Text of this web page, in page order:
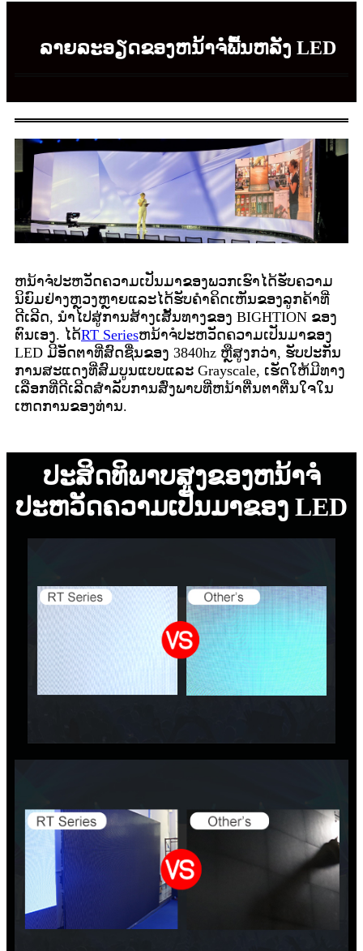
ລາຍລະອຽດຂອງຫນ້າຈໍພື້ນຫລັງ LED
ຫນ້າຈໍປະຫວັດຄວາມເປັນມາຂອງພວກເຮົາໄດ້ຮັບຄວາມ
ນິຍົມຢ່າງຫຼວງຫຼາຍແລະໄດ້ຮັບຄໍາຄິດເຫັນຂອງລູກຄ້າທີ່
ດີເລີດ, ນໍາໄປສູ່ການສ້າງເສັ້ນທາງຂອງ BIGHTION ຂອງ
ຕົນເອງ. ໄດ້RT Seriesຫນ້າຈໍປະຫວັດຄວາມເປັນມາຂອງ
LED ມີອັດຕາທີ່ສົດຊື່ນຂອງ 3840hz ຫຼືສູງກວ່າ, ຮັບປະກັນ
ການສະແດງທີ່ສົມບູນແບບແລະ Grayscale, ເຮັດໃຫ້ມີທາງ
ເລືອກທີ່ດີເລີດສໍາລັບການສົ່ງພາບທີ່ຫນ້າຕື່ນຕາຕື່ນໃຈໃນ
ເຫດການຂອງທ່ານ.
ປະສິດທິພາບສູງຂອງຫນ້າຈໍ
ປະຫວັດຄວາມເປັນມາຂອງ LED